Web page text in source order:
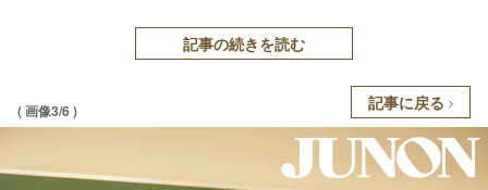
記事の続きを読む
( 画像3/6 ) 記事に戻る